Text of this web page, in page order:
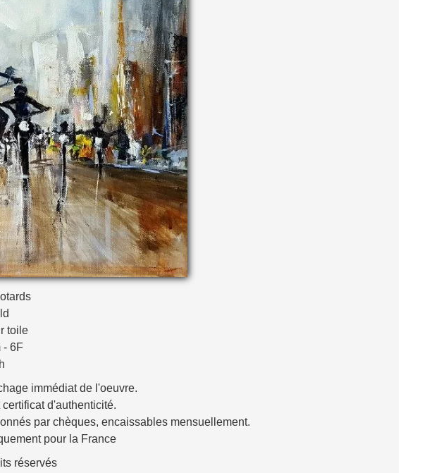
toile
- 6F
immédiat de l'oeuvre.
d'authenticité.
par chèques, encaissables mensuellement.
pour la France
réservés